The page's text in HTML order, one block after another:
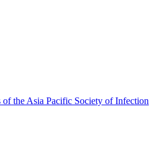
of the Asia Pacific Society of Infection